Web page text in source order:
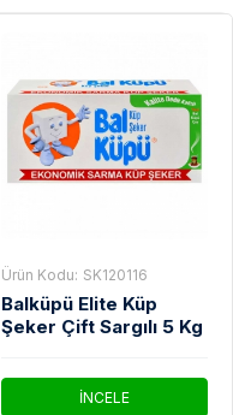
Ürün Kodu: SK120116
Balküpü Elite Küp
Şeker Çift Sargılı 5 Kg
İNCELE